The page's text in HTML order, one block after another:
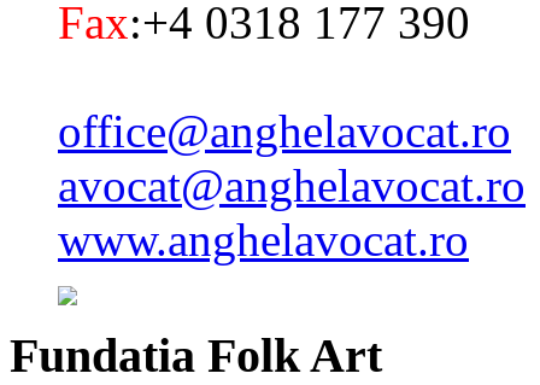
Fax:+4 0318 177 390
office@anghelavocat.ro
avocat@anghelavocat.ro
www.anghelavocat.ro
Fundatia Folk Art